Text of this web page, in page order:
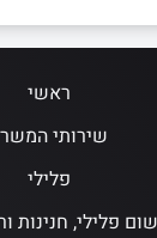
ראשי
שירותי
פלילי
פלילי, חנינות